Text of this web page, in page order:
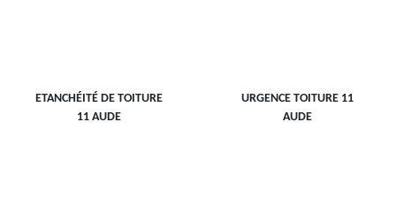
ETANCHÉITÉ DE TOITURE
11 AUDE
URGENCE TOITURE 11
AUDE